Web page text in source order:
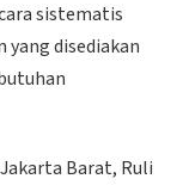
sistematis
disediakan
Barat, Ruli